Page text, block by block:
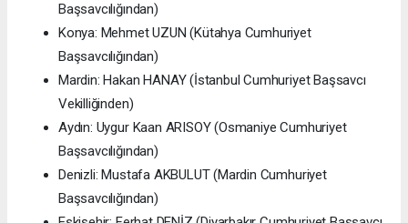
Başsavcılığından)
Konya: Mehmet UZUN (Kütahya Cumhuriyet
Başsavcılığından)
Mardin: Hakan HANAY (İstanbul Cumhuriyet Başsavcı
Vekilliğinden)
Aydın: Uygur Kaan ARISOY (Osmaniye Cumhuriyet
Başsavcılığından)
Denizli: Mustafa AKBULUT (Mardin Cumhuriyet
Başsavcılığından)